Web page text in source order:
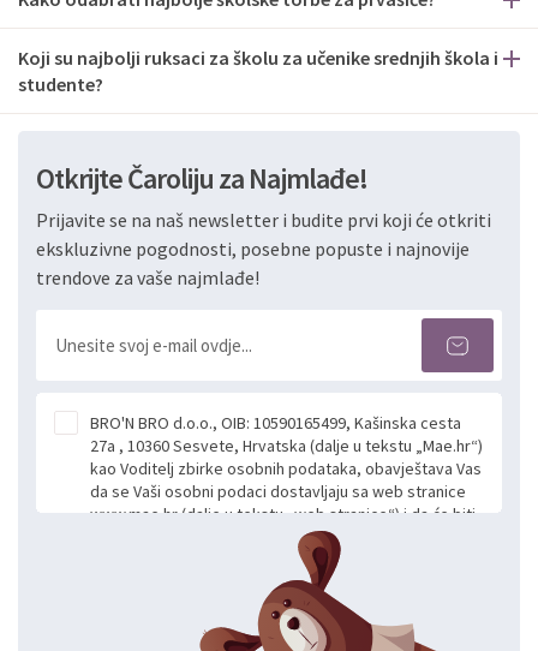
Koji su najbolji ruksaci za školu za učenike srednjih škola i
studente?
Otkrijte Čaroliju za Najmlađe!
Prijavite se na naš newsletter i budite prvi koji će otkriti
ekskluzivne pogodnosti, posebne popuste i najnovije
trendove za vaše najmlađe!
BRO'N BRO d.o.o., OIB: 10590165499, Kašinska cesta
27a , 10360 Sesvete, Hrvatska (dalje u tekstu „Mae.hr“)
kao Voditelj zbirke osobnih podataka, obavještava Vas
da se Vaši osobni podaci dostavljaju sa web stranice
www.mae.hr (dalje u tekstu „web stranice“) i da će biti
obrađeni. Prihvaćanjem ove Izjave smatra se da
slobodno i izričito dajete privolu za prikupljanje i daljnju
obradu Vaših osobnih podataka koje ustupate Mae.hr
putem ovih web stranica u svrhu odgovora i daljnje
komunikacije na Vaš upit poslan kroz kontakt obrazac.